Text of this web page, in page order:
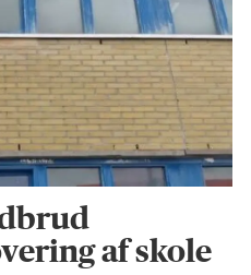
af skole